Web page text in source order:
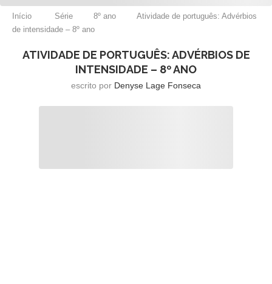
Início Série 8º ano
Atividade de português: Advérbios
de intensidade – 8º ano
ATIVIDADE DE PORTUGUÊS: ADVÉRBIOS DE
INTENSIDADE – 8º ANO
escrito por Denyse Lage Fonseca